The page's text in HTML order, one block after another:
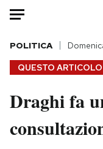
HOME
Italia
Politica
QUESTO ARTICOLO
POLITICA
Draghi fa